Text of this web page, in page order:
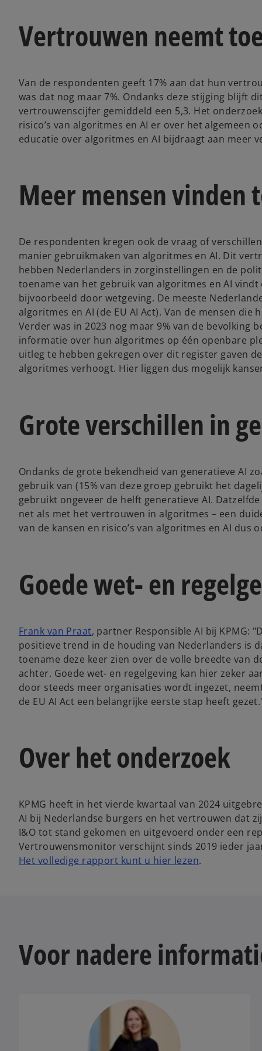
Vertrouwen neemt
Van de respondenten geeft 17% aan dat hun
was dat nog maar 7%. Ondanks deze stijging blijft
vertrouwenscijfer gemiddeld een 5,3. Het
risico’s van algoritmes en AI er over het
educatie over algoritmes en AI bijdraagt aan meer
Meer mensen
De respondenten kregen ook de vraag of
manier gebruikmaken van algoritmes en AI. Dit
hebben Nederlanders in zorginstellingen en de
toename van het gebruik van algoritmes en AI
bijvoorbeeld door wetgeving. De meeste
algoritmes en AI (de EU AI Act). Van de mensen
Verder was in 2023 nog maar 9% van de
informatie over hun algoritmes op één openbare
uitleg te hebben gekregen over dit register gaven
algoritmes verhoogt. Hier liggen dus mogelijk
Grote verschillen in
Ondanks de grote bekendheid van generatieve AI
gebruik van (15% van deze groep gebruikt het
gebruikt ongeveer de helft generatieve AI.
net als met het vertrouwen in algoritmes – een
van de kansen en risico’s van algoritmes en AI dus
Goede wet- en
Frank van Praat, partner Responsible AI bij KPMG:
positieve trend in de houding van Nederlanders is
toename deze keer zien over de volle breedte van
achter. Goede wet- en regelgeving kan hier zeker
door steeds meer organisaties wordt ingezet,
de EU AI Act een belangrijke eerste stap heeft
Over het onderzoek
KPMG heeft in het vierde kwartaal van 2024
AI bij Nederlandse burgers en het vertrouwen dat
I&O tot stand gekomen en uitgevoerd onder een
Vertrouwensmonitor verschijnt sinds 2019 ieder
Het volledige rapport kunt u hier lezen.
Voor nadere